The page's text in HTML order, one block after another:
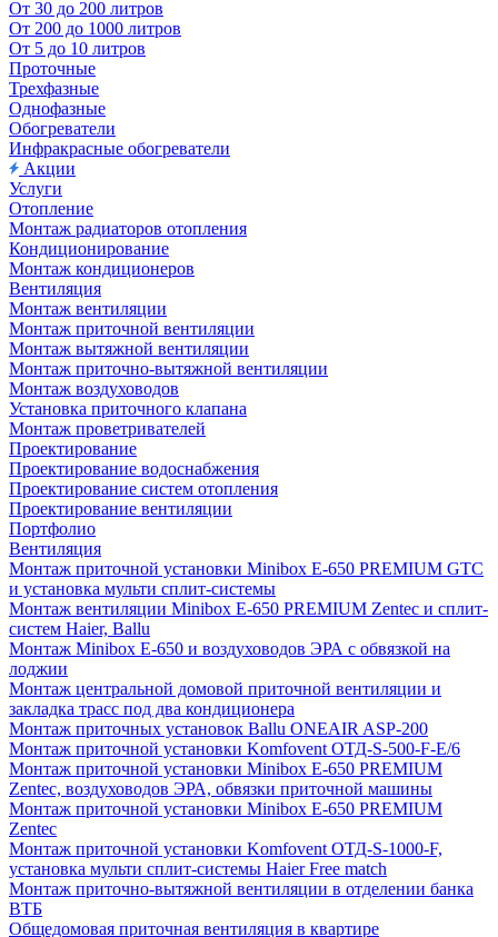
От 30 до 200 литров
От 200 до 1000 литров
От 5 до 10 литров
Проточные
Трехфазные
Однофазные
Обогреватели
Инфракрасные обогреватели
Акции
Услуги
Отопление
Монтаж радиаторов отопления
Кондиционирование
Монтаж кондиционеров
Вентиляция
Монтаж вентиляции
Монтаж приточной вентиляции
Монтаж вытяжной вентиляции
Монтаж приточно-вытяжной вентиляции
Монтаж воздуховодов
Установка приточного клапана
Монтаж проветривателей
Проектирование
Проектирование водоснабжения
Проектирование систем отопления
Проектирование вентиляции
Портфолио
Вентиляция
Монтаж приточной установки Minibox E-650 PREMIUM GTC
и установка мульти сплит-системы
Монтаж вентиляции Minibox E-650 PREMIUM Zentec и сплит-
систем Haier, Ballu
Монтаж Minibox E-650 и воздуховодов ЭРА с обвязкой на
лоджии
Монтаж центральной домовой приточной вентиляции и
закладка трасс под два кондиционера
Монтаж приточных установок Ballu ONEAIR ASP-200
Монтаж приточной установки Komfovent ОТД-S-500-F-E/6
Монтаж приточной установки Minibox E-650 PREMIUM
Zentec, воздуховодов ЭРА, обвязки приточной машины
Монтаж приточной установки Minibox E-650 PREMIUM
Zentec
Монтаж приточной установки Komfovent ОТД-S-1000-F,
установка мульти сплит-системы Haier Free match
Монтаж приточно-вытяжной вентиляции в отделении банка
ВТБ
Общедомовая приточная вентиляция в квартире